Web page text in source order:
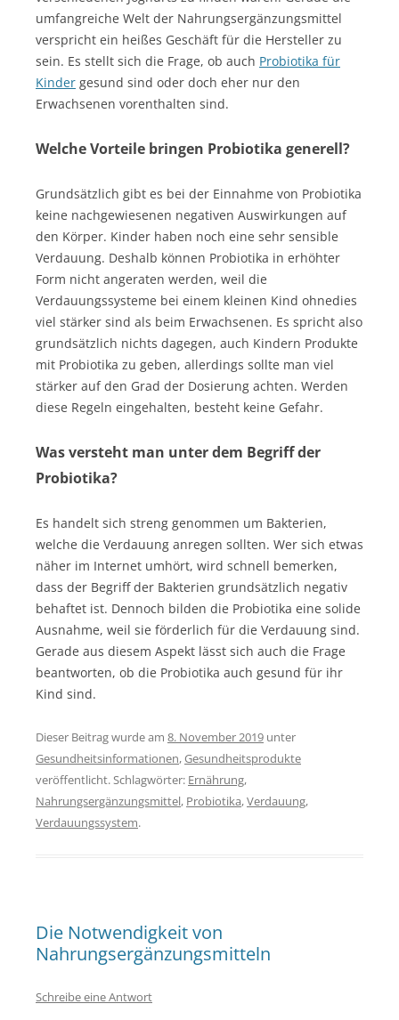
umfangreiche Welt der Nahrungsergänzungsmittel
verspricht ein heißes Geschäft für die Hersteller zu
sein. Es stellt sich die Frage, ob auch Probiotika für
Kinder gesund sind oder doch eher nur den
Erwachsenen vorenthalten sind.
Welche Vorteile bringen Probiotika generell?
Grundsätzlich gibt es bei der Einnahme von Probiotika
keine nachgewiesenen negativen Auswirkungen auf
den Körper. Kinder haben noch eine sehr sensible
Verdauung. Deshalb können Probiotika in erhöhter
Form nicht angeraten werden, weil die
Verdauungssysteme bei einem kleinen Kind ohnedies
viel stärker sind als beim Erwachsenen. Es spricht also
grundsätzlich nichts dagegen, auch Kindern Produkte
mit Probiotika zu geben, allerdings sollte man viel
stärker auf den Grad der Dosierung achten. Werden
diese Regeln eingehalten, besteht keine Gefahr.
Was versteht man unter dem Begriff der
Probiotika?
Es handelt sich streng genommen um Bakterien,
welche die Verdauung anregen sollten. Wer sich etwas
näher im Internet umhört, wird schnell bemerken,
dass der Begriff der Bakterien grundsätzlich negativ
behaftet ist. Dennoch bilden die Probiotika eine solide
Ausnahme, weil sie förderlich für die Verdauung sind.
Gerade aus diesem Aspekt lässt sich auch die Frage
beantworten, ob die Probiotika auch gesund für ihr
Kind sind.
Dieser Beitrag wurde am 8. November 2019 unter
Gesundheitsinformationen,Gesundheitsprodukte
veröffentlicht. Schlagwörter: Ernährung,
Nahrungsergänzungsmittel, Probiotika,Verdauung,
Verdauungssystem.
Die Notwendigkeit von
Nahrungsergänzungsmitteln
Schreibe eine Antwort